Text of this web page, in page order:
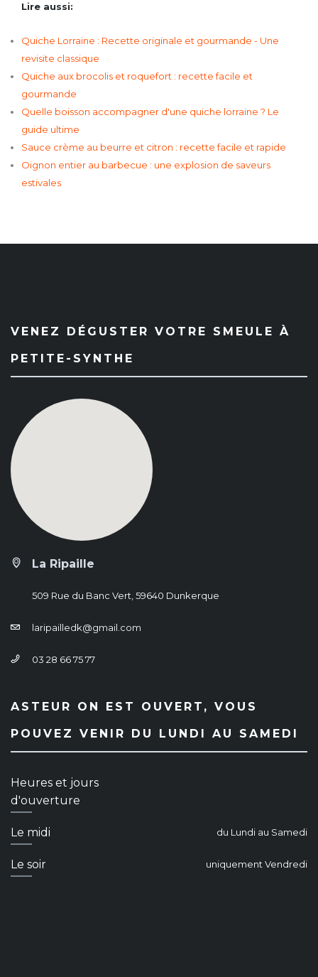
Lire aussi:
Quiche Lorraine : Recette originale et gourmande - Une
revisite classique
Quiche aux brocolis et roquefort : recette facile et
gourmande
Quelle boisson accompagner d'une quiche lorraine ? Le
guide ultime
Sauce crème au beurre et citron : recette facile et rapide
Oignon entier au barbecue : une explosion de saveurs
estivales
VENEZ DÉGUSTER VOTRE SMEULE À
PETITE-SYNTHE
La Ripaille
509 Rue du Banc Vert, 59640 Dunkerque
laripailledk@gmail.com
03 28 66 75 77
ASTEUR ON EST OUVERT, VOUS
POUVEZ VENIR DU LUNDI AU SAMEDI
Heures et jours
d'ouverture
Le midi du Lundi au Samedi
Le soir uniquement Vendredi